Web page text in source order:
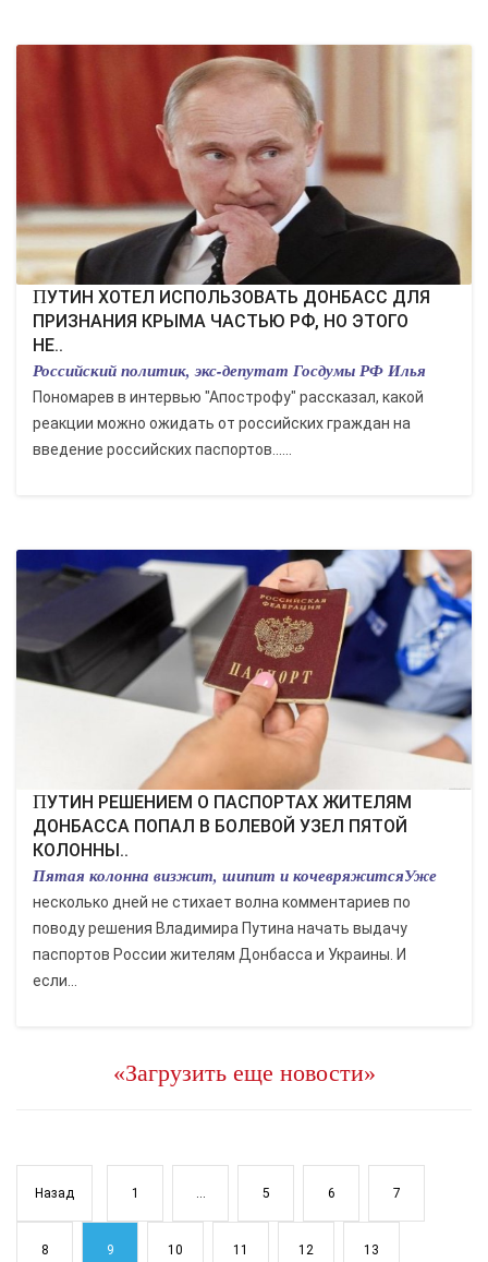
ПУТИН ХОТЕЛ ИСПОЛЬЗОВАТЬ ДОНБАСС ДЛЯ
ПРИЗНАНИЯ КРЫМА ЧАСТЬЮ РФ, НО ЭТОГО
НЕ..
Российский политик, экс-депутат Госдумы РФ Илья
Пономарев в интервью "Апострофу" рассказал, какой
реакции можно ожидать от российских граждан на
введение российских паспортов......
ПУТИН РЕШЕНИЕМ О ПАСПОРТАХ ЖИТЕЛЯМ
ДОНБАССА ПОПАЛ В БОЛЕВОЙ УЗЕЛ ПЯТОЙ
КОЛОННЫ..
Пятая колонна визжит, шипит и кочевряжитсяУже
несколько дней не стихает волна комментариев по
поводу решения Владимира Путина начать выдачу
паспортов России жителям Донбасса и Украины. И
если...
«Загрузить еще новости»
Назад 1 ... 5 6 7
8 9 10 11 12 13